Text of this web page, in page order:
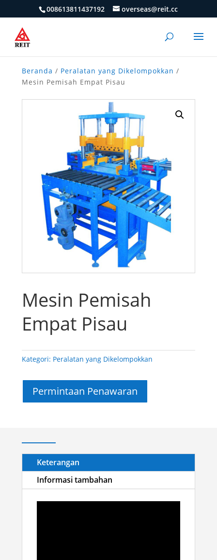
008613811437192 overseas@reit.cc
Beranda / Peralatan yang Dikelompokkan /
Mesin Pemisah Empat Pisau
Mesin Pemisah
Empat Pisau
Kategori: Peralatan yang Dikelompokkan
Permintaan Penawaran
Keterangan
Informasi tambahan